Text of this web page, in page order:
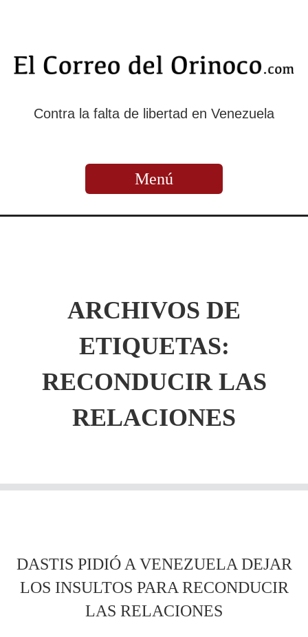
Contra la falta de libertad en Venezuela
Menú
ARCHIVOS DE
ETIQUETAS:
RECONDUCIR LAS
RELACIONES
DASTIS PIDIÓ A VENEZUELA DEJAR
LOS INSULTOS PARA RECONDUCIR
LAS RELACIONES